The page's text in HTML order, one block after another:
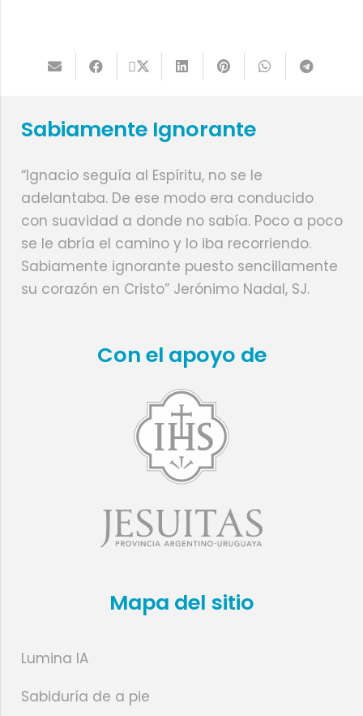
Sabiamente Ignorante
“Ignacio seguía al Espíritu, no se le
adelantaba. De ese modo era conducido
con suavidad a donde no sabía. Poco a poco
se le abría el camino y lo iba recorriendo.
Sabiamente ignorante puesto sencillamente
su corazón en Cristo” Jerónimo Nadal, SJ.
Con el apoyo de
Mapa del sitio
Lumina IA
Sabiduría de a pie